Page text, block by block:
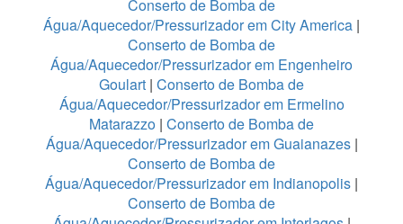
Conserto de Bomba de
Água/Aquecedor/Pressurizador em City America |
Conserto de Bomba de
Água/Aquecedor/Pressurizador em Engenheiro
Goulart | Conserto de Bomba de
Água/Aquecedor/Pressurizador em Ermelino
Matarazzo | Conserto de Bomba de
Água/Aquecedor/Pressurizador em Guaianazes|
Conserto de Bomba de
Água/Aquecedor/Pressurizador em Indianopolis |
Conserto de Bomba de